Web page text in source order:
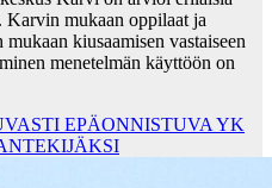
Karvin mukaan oppilaat ja
kiusaamisen vastaiseen
menetelmän käyttöön on
EPÄONNISTUVA YK